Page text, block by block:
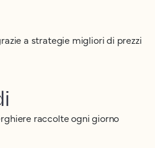
a strategie migliori di prezzi
raccolte ogni giorno